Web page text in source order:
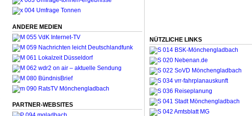
ANDERE MEDIEN
PARTNER-WEBSITES
NÜTZLICHE LINKS